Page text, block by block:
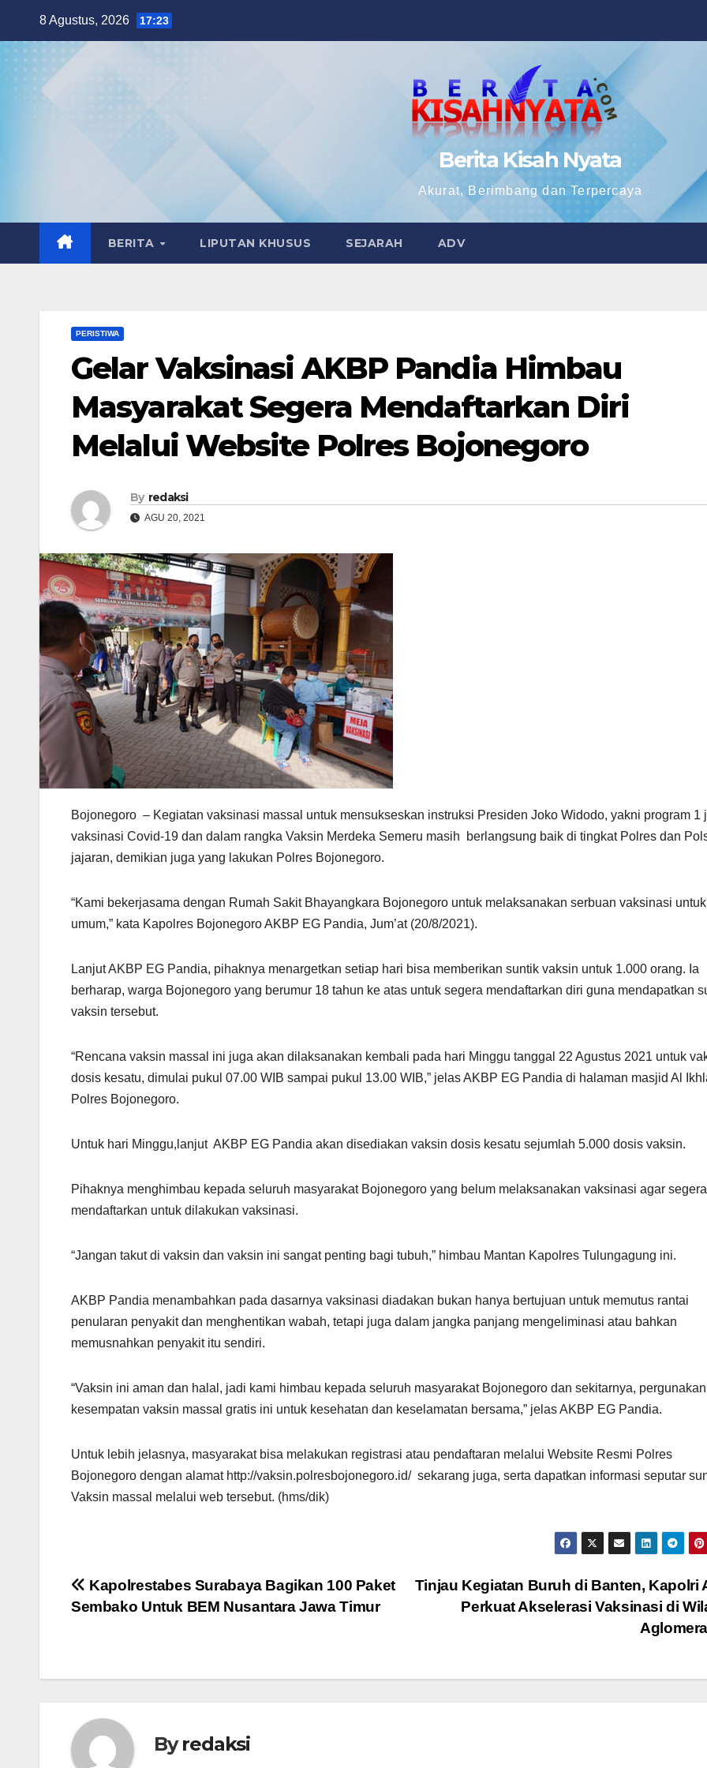
content
8 Agustus, 2026 17:23
Berita Kisah Nyata
Akurat, Berimbang dan Terpercaya
BERITA LIPUTAN KHUSUS SEJARAH ADV
PERISTIWA
Gelar Vaksinasi AKBP Pandia Himbau
Masyarakat Segera Mendaftarkan Diri
Melalui Website Polres Bojonegoro
By redaksi
AGU 20, 2021
Bojonegoro – Kegiatan vaksinasi massal untuk mensukseskan instruksi Presiden Joko Widodo, yakni program 1
vaksinasi Covid-19 dan dalam rangka Vaksin Merdeka Semeru masih berlangsung baik di tingkat Polres dan
jajaran, demikian juga yang lakukan Polres Bojonegoro.
“Kami bekerjasama dengan Rumah Sakit Bhayangkara Bojonegoro untuk melaksanakan serbuan vaksinasi untuk
umum,” kata Kapolres Bojonegoro AKBP EG Pandia, Jum’at (20/8/2021).
Lanjut AKBP EG Pandia, pihaknya menargetkan setiap hari bisa memberikan suntik vaksin untuk 1.000 orang. Ia
berharap, warga Bojonegoro yang berumur 18 tahun ke atas untuk segera mendaftarkan diri guna mendapatkan
vaksin tersebut.
“Rencana vaksin massal ini juga akan dilaksanakan kembali pada hari Minggu tanggal 22 Agustus 2021 untuk
dosis kesatu, dimulai pukul 07.00 WIB sampai pukul 13.00 WIB,” jelas AKBP EG Pandia di halaman masjid Al
Polres Bojonegoro.
Untuk hari Minggu,lanjut AKBP EG Pandia akan disediakan vaksin dosis kesatu sejumlah 5.000 dosis vaksin.
Pihaknya menghimbau kepada seluruh masyarakat Bojonegoro yang belum melaksanakan vaksinasi agar segera
mendaftarkan untuk dilakukan vaksinasi.
“Jangan takut di vaksin dan vaksin ini sangat penting bagi tubuh,” himbau Mantan Kapolres Tulungagung ini.
AKBP Pandia menambahkan pada dasarnya vaksinasi diadakan bukan hanya bertujuan untuk memutus rantai
penularan penyakit dan menghentikan wabah, tetapi juga dalam jangka panjang mengeliminasi atau bahkan
memusnahkan penyakit itu sendiri.
“Vaksin ini aman dan halal, jadi kami himbau kepada seluruh masyarakat Bojonegoro dan sekitarnya, pergunakan
kesempatan vaksin massal gratis ini untuk kesehatan dan keselamatan bersama,” jelas AKBP EG Pandia.
Untuk lebih jelasnya, masyarakat bisa melakukan registrasi atau pendaftaran melalui Website Resmi Polres
Bojonegoro dengan alamat http://vaksin.polresbojonegoro.id/ sekarang juga, serta dapatkan informasi seputar
Vaksin massal melalui web tersebut. (hms/dik)
Navigasi
Tinjau Kegiatan Buruh di Banten, Kapolri
Perkuat Akselerasi Vaksinasi di
Kapolrestabes Surabaya Bagikan 100 Paket
Sembako Untuk BEM Nusantara Jawa Timur
Byredaksi